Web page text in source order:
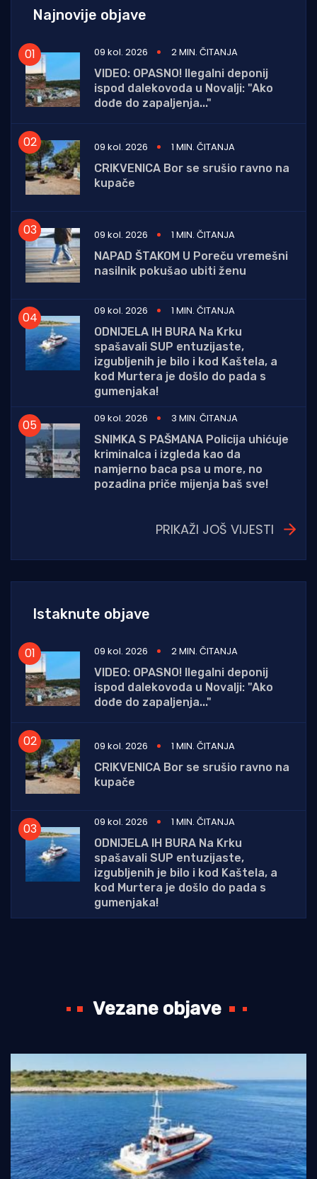
Najnovije objave
09 kol. 2026
2 MIN. ČITANJA
VIDEO: OPASNO! Ilegalni deponij
ispod dalekovoda u Novalji: "Ako
dođe do zapaljenja..."
09 kol. 2026
1 MIN. ČITANJA
CRIKVENICA Bor se srušio ravno na
kupače
09 kol. 2026
1 MIN. ČITANJA
NAPAD ŠTAKOM U Poreču vremešni
nasilnik pokušao ubiti ženu
09 kol. 2026
1 MIN. ČITANJA
ODNIJELA IH BURA Na Krku
spašavali SUP entuzijaste,
izgubljenih je bilo i kod Kaštela, a
kod Murtera je došlo do pada s
gumenjaka!
09 kol. 2026
3 MIN. ČITANJA
SNIMKA S PAŠMANA Policija uhićuje
kriminalca i izgleda kao da
namjerno baca psa u more, no
pozadina priče mijenja baš sve!
PRIKAŽI JOŠ VIJESTI
Istaknute objave
09 kol. 2026
2 MIN. ČITANJA
VIDEO: OPASNO! Ilegalni deponij
ispod dalekovoda u Novalji: "Ako
dođe do zapaljenja..."
09 kol. 2026
1 MIN. ČITANJA
CRIKVENICA Bor se srušio ravno na
kupače
09 kol. 2026
1 MIN. ČITANJA
ODNIJELA IH BURA Na Krku
spašavali SUP entuzijaste,
izgubljenih je bilo i kod Kaštela, a
kod Murtera je došlo do pada s
gumenjaka!
Vezane objave